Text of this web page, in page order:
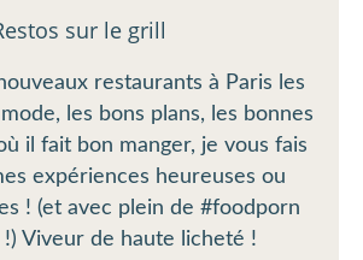
restaurants à Paris les
les bons plans, les bonnes
il fait bon manger, je vous fais
expériences heureuses ou
! (et avec plein de #foodporn
!) Viveur de haute licheté !